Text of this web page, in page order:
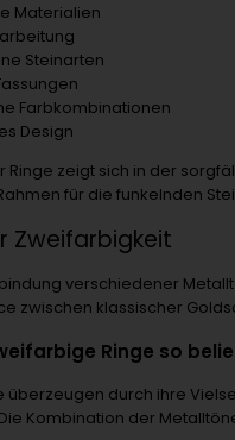
Materialien
Steinarten
Farbkombinationen
Design
Ringe zeigt sich in der
für die funkelnden
Zweifarbigkeit
verschiedener
zwischen klassischer
Ringe so
überzeugen durch ihre
Kombination der